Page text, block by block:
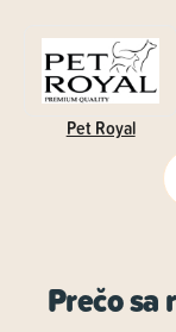
Pet Royal
Prečo sa